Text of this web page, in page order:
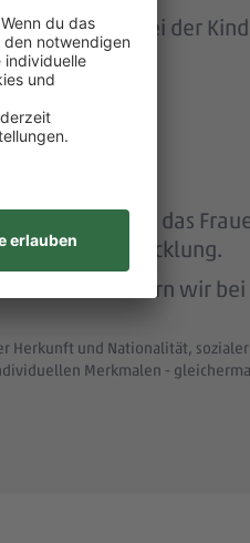
bei der
together“ und das
Weiterentwicklung.
feiern wir bei
Herkunft und Nationalität,
Merkmalen -